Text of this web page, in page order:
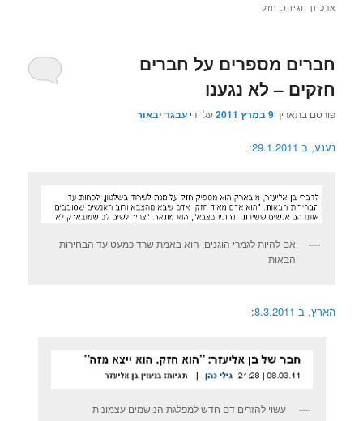
ארכיון תגיות: חזק
חברים מספרים על חברים
חזקים – לא נגענו
פורסם בתאריך9 במרץ 2011 על ידיעבגד יבאור
נענע, ב 29.1.2011 :
אם להיות לגמרי הוגנים, הוא באמת שרד כמעט עד הבחירות
הבאות
הארץ, ב 8.3.2011 :
עשוי להזרים דם חדש למפלגת הנושמים עצמונית